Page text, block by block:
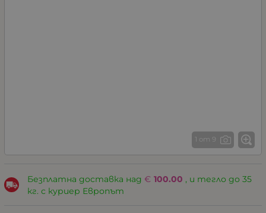
1 от 9
Безплатна доставка над 100.00
€
, и тегло до 35
кг. с куриер Европът